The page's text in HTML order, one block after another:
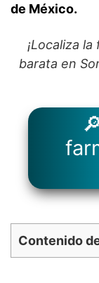
de México.
¡Localiza
barata en
Contenido